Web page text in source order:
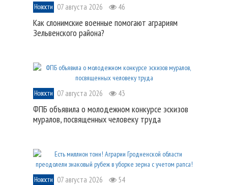
Новости 07 августа 2026 46
Как слонимские военные помогают аграриям
Зельвенского района?
Новости 07 августа 2026 43
ФПБ объявила о молодежном конкурсе эскизов
муралов, посвященных человеку труда
Новости 07 августа 2026 54